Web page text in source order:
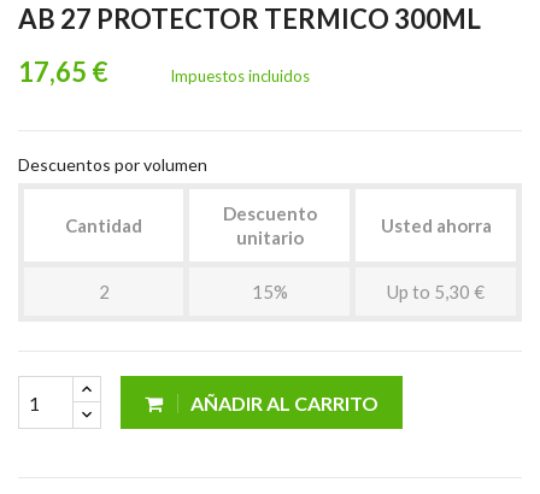
AB 27 PROTECTOR TERMICO 300ML
17,65 €
Impuestos incluidos
Descuentos por volumen
Cantidad
Descuento
unitario
Usted ahorra
2 15% Up to 5,30 €
AÑADIR AL CARRITO